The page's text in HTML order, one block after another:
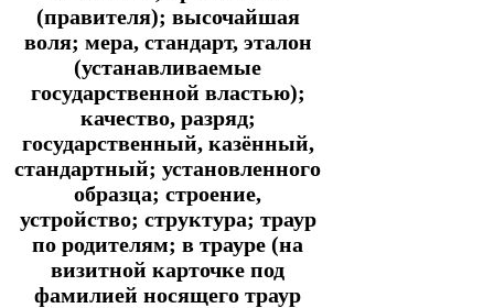
(правителя); высочайшая
воля; мера, стандарт, эталон
(устанавливаемые
государственной властью);
качество, разряд;
государственный, казённый,
стандартный; установленного
образца; строение,
устройство; структура; траур
по родителям; в трауре (на
визитной карточке под
фамилией носящего траур